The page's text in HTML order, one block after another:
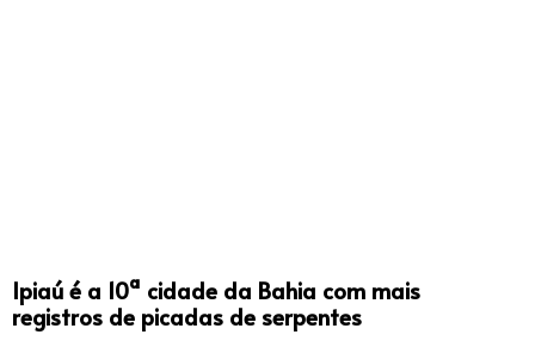
Ipiaú é a 10ª cidade da Bahia com mais
registros de picadas de serpentes